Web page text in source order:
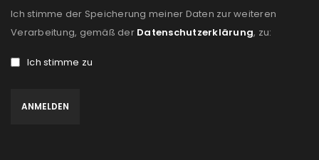
Anmeldeformular geschützt durch WP Captcha
Angemeldet bleiben
ANMELDEN
Ich stimme der Speicherung meiner Daten zur weiteren
Verarbeitung, gemäß der Datenschutzerklärung, zu:
Ich stimme zu